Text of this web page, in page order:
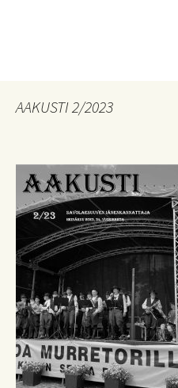
AAKUSTI 2/2023